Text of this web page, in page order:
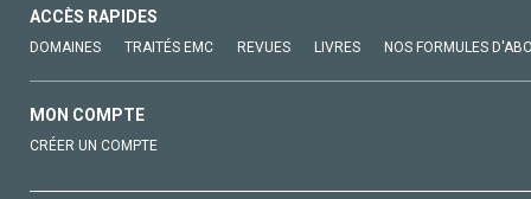
ACCÈS RAPIDES
DOMAINES TRAITÉS EMC REVUES LIVRES NOS FORMULES
MON COMPTE
CRÉER UN COMPTE